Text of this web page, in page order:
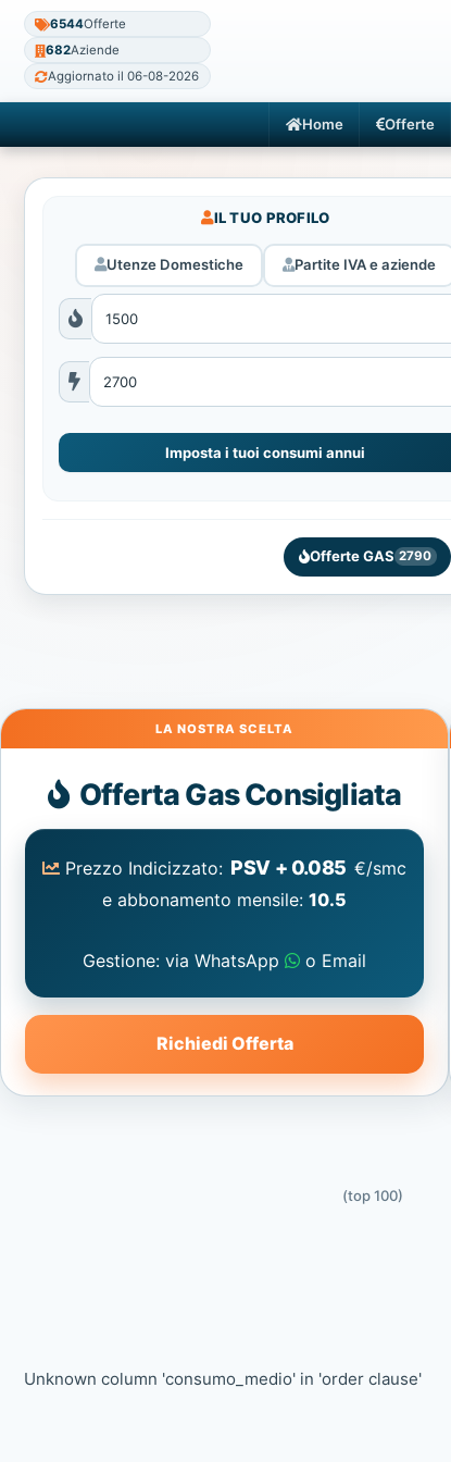
6544Offerte
682Aziende
Aggiornato il 06-08-2026
Home Offerte
IL TUO PROFILO
Utenze Domestiche Partite IVA e aziende
Imposta i tuoi consumi annui
Offerte GAS 2790
Gas
Offerta Gas Consigliata
Prezzo Indicizzato: PSV + 0.085 €/smc
e abbonamento mensile:10.5
Gestione: via WhatsApp o Email
Richiedi Offerta
(top 100)
Unknown column 'consumo_medio' in 'order clause'